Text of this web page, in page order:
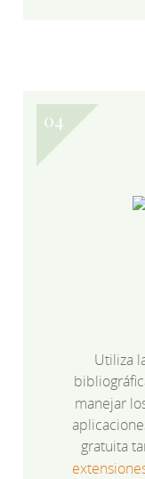
Utiliza
manejar
gratuita